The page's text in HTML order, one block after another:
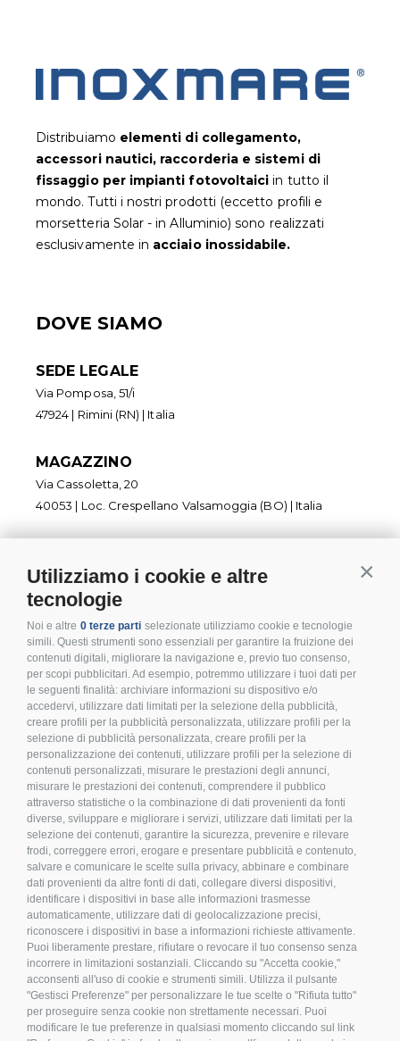
Utilizziamo i cookie e altre
tecnologie
Noi e altre 0 terze parti selezionate utilizziamo cookie e tecnologie
simili. Questi strumenti sono essenziali per garantire la fruizione dei
contenuti digitali, migliorare la navigazione e, previo tuo consenso,
per scopi pubblicitari. Ad esempio, potremmo utilizzare i tuoi dati per
le seguenti finalità: archiviare informazioni su dispositivo e/o
accedervi, utilizzare dati limitati per la selezione della pubblicità,
creare profili per la pubblicità personalizzata, utilizzare profili per la
selezione di pubblicità personalizzata, creare profili per la
personalizzazione dei contenuti, utilizzare profili per la selezione di
contenuti personalizzati, misurare le prestazioni degli annunci,
misurare le prestazioni dei contenuti, comprendere il pubblico
attraverso statistiche o la combinazione di dati provenienti da fonti
diverse, sviluppare e migliorare i servizi, utilizzare dati limitati per la
selezione dei contenuti, garantire la sicurezza, prevenire e rilevare
frodi, correggere errori, erogare e presentare pubblicità e contenuto,
salvare e comunicare le scelte sulla privacy, abbinare e combinare
dati provenienti da altre fonti di dati, collegare diversi dispositivi,
identificare i dispositivi in base alle informazioni trasmesse
automaticamente, utilizzare dati di geolocalizzazione precisi,
riconoscere i dispositivi in base a informazioni richieste attivamente.
Puoi liberamente prestare, rifiutare o revocare il tuo consenso senza
incorrere in limitazioni sostanziali. Cliccando su "Accetta cookie,"
acconsenti all'uso di cookie e strumenti simili. Utilizza il pulsante
"Gestisci Preferenze" per personalizzare le tue scelte o "Rifiuta tutto"
per proseguire senza cookie non strettamente necessari. Puoi
modificare le tue preferenze in qualsiasi momento cliccando sul link
Distribuiamo elementi di collegamento,
accessori nautici, raccorderia e sistemi di
fissaggio per impianti fotovoltaici in tutto il
mondo. Tutti i nostri prodotti (eccetto profili e
morsetteria Solar - in Alluminio) sono realizzati
esclusivamente in acciaio inossidabile.
DOVE SIAMO
SEDE LEGALE
Via Pomposa, 51/i
47924 | Rimini (RN) | Italia
MAGAZZINO
Via Cassoletta, 20
40053 | Loc. Crespellano Valsamoggia (BO) | Italia
CONTATTI
+ 39 0541 794 444
info@inoxmare.it
SEGUICI
LEGALE E PRIVACY
>Condizioni d’acquisto
>Privacy policy
>Cookies
>Compliance
>FAQ
>Etichettatura Ambientale